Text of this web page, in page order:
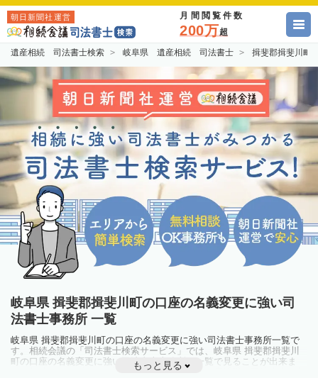
朝日新聞社運営 月間閲覧件数
200万超
遺産相続 司法書士検索 岐阜県 遺産相続 司法書士 揖斐郡揖斐川
岐阜県 揖斐郡揖斐川町の口座の名義変更に強い司
法書士事務所 一覧
岐阜県 揖斐郡揖斐川町の口座の名義変更に強い司法書士事務所一覧で
す。相続会議の「司法書士検索サービス」では、岐阜県 揖斐郡揖斐川
町の口座の名義変更に強い司法書士事務所を一覧で見ることが出来ま
す。相続のトラブルやお悩みを抱えている方は一度近隣の司法書士に相
もっと見る